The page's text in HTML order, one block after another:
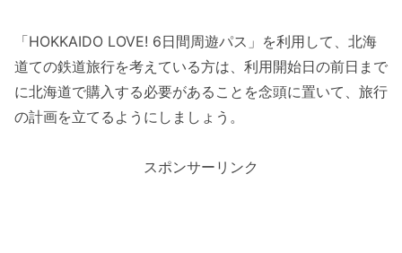
「HOKKAIDO LOVE! 6日間周遊パス」を利用して、北海
道ての鉄道旅行を考えている方は、利用開始日の前日まで
に北海道で購入する必要があることを念頭に置いて、旅行
の計画を立てるようにしましょう。
スポンサーリンク